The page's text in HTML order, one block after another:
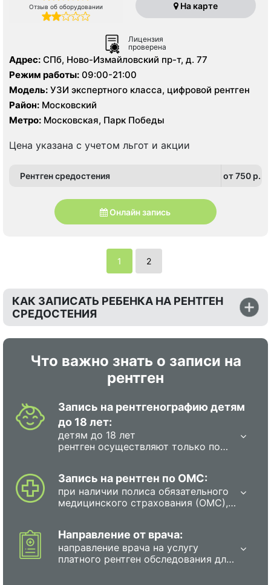
Отзыв об оборудовании На карте
Лицензия
проверена
Адрес: СПб, Ново-Измайловский пр-т, д. 77
Режим работы: 09:00-21:00
Модель: УЗИ экспертного класса, цифровой рентген
Район: Московский
Метро: Московская, Парк Победы
Цена указана с учетом льгот и акции
Рентген средостения от 750 p.
Онлайн запись
1 2
КАК ЗАПИСАТЬ РЕБЕНКА НА РЕНТГЕН
СРЕДОСТЕНИЯ
Что важно знать о записи на
рентген
Запись на рентгенографию детям
до 18 лет:
детям до 18 лет
рентген осуществляют только по
врачу необходимо взвесить
преимущества и риски.В мед.центре
дети должны находиться в
Запись на рентген по ОМС:
при наличии полиса обязательного
медицинского страхования (ОМС),
обследования бесплатно. Для этого
необходимо записаться на
диагностику в государственную
Направление от врача:
направление врача на услугу
платного рентген обследования для